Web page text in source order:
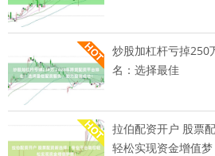
炒股加杠杆亏掉250
名：选择最佳
拉伯配资开户 股票
轻松实现资金增值梦